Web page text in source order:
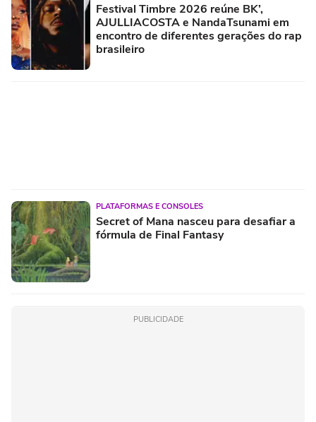
Festival Timbre 2026 reúne BK’,
AJULLIACOSTA e NandaTsunami em
encontro de diferentes gerações do rap
brasileiro
PLATAFORMAS E CONSOLES
Secret of Mana nasceu para desafiar a
fórmula de Final Fantasy
PUBLICIDADE